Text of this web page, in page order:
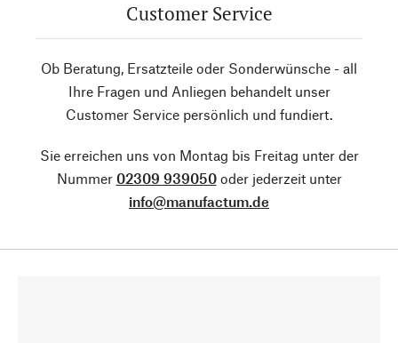
Customer Service
Ob Beratung, Ersatzteile oder Sonderwünsche - all
Ihre Fragen und Anliegen behandelt unser
Customer Service persönlich und fundiert.
Sie erreichen uns von Montag bis Freitag unter der
Nummer 02309 939050oder jederzeit unter
info@manufactum.de